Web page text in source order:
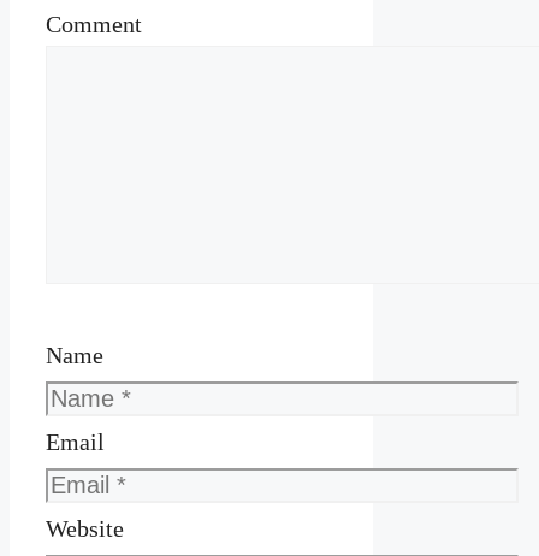
Comment
Name
Email
Website